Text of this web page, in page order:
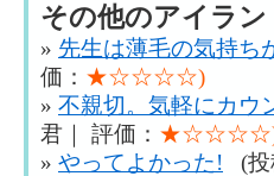
その他のアイラ
» 先生は薄毛の気持ち
価： ★☆☆☆☆)
» 不親切。気軽にカウ
君｜ 評価：
» やってよかった! (投